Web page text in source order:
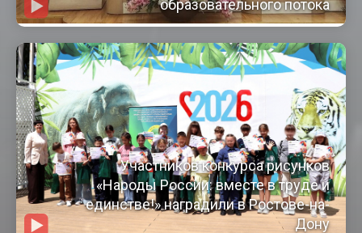
образовательного потока
Участников конкурса рисунков
«Народы России: вместе в труде и
единстве!» наградили в Ростове-на-
Дону